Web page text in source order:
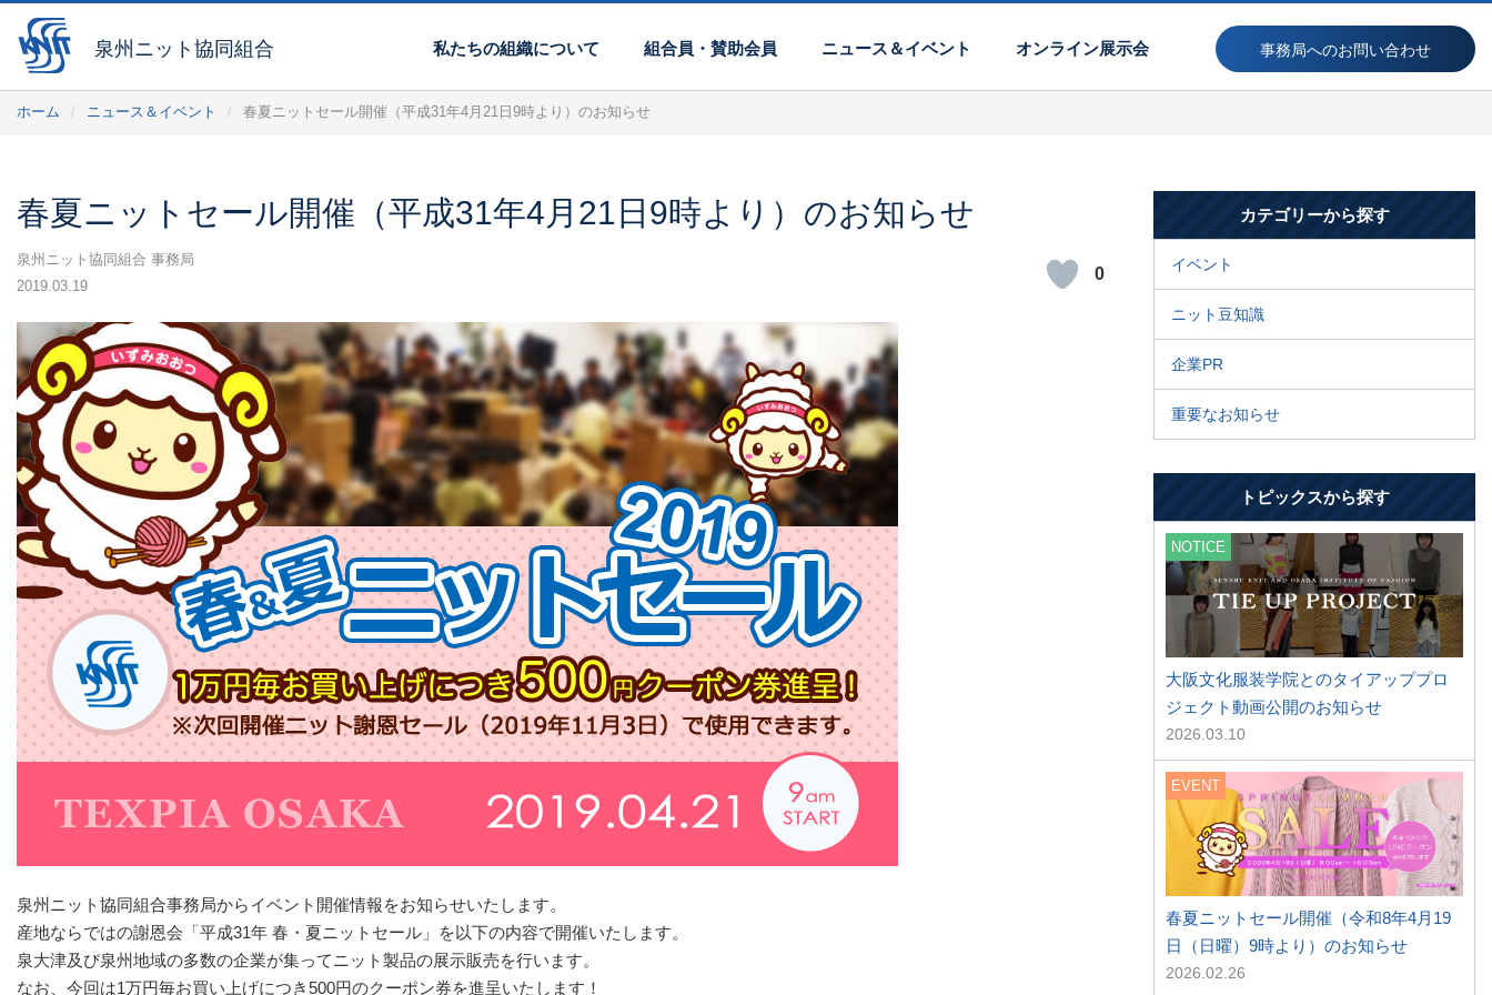
泉州ニット協同組合 事務局へのお問い合わせ
私たちの組織について 組合員・賛助会員 ニュース＆イベント オンライン展示会
ホーム ニュース＆イベント 春夏ニットセール開催（平成31年4月21日9時より）のお知らせ
春夏ニットセール開催（平成31年4月21日9時より）のお知らせ
泉州ニット協同組合 事務局
2019.03.19
0
泉州ニット協同組合事務局からイベント開催情報をお知らせいたします。
産地ならではの謝恩会「平成31年 春・夏ニットセール」を以下の内容で開催いたします。
泉大津及び泉州地域の多数の企業が集ってニット製品の展示販売を行います。
なお、今回は1万円毎お買い上げにつき500円のクーポン券を進呈いたします！
カテゴリーから探す
イベント
ニット豆知識
企業PR
重要なお知らせ
トピックスから探す
NOTICE
大阪文化服装学院とのタイアッププロ
ジェクト動画公開のお知らせ
2026.03.10
EVENT
春夏ニットセール開催（令和8年4月19
日（日曜）9時より）のお知らせ
2026.02.26